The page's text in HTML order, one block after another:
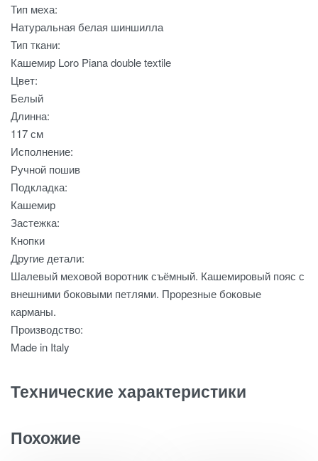
Тип меха:
Натуральная белая шиншилла
Тип ткани:
Кашемир Loro Piana double textile
Цвет:
Белый
Длинна:
117 см
Исполнение:
Ручной пошив
Подкладка:
Кашемир
Застежка:
Кнопки
Другие детали:
Шалевый меховой воротник съёмный. Кашемировый пояс с
внешними боковыми петлями. Прорезные боковые
карманы.
Производство:
Made in Italy
Технические характеристики
Похожие